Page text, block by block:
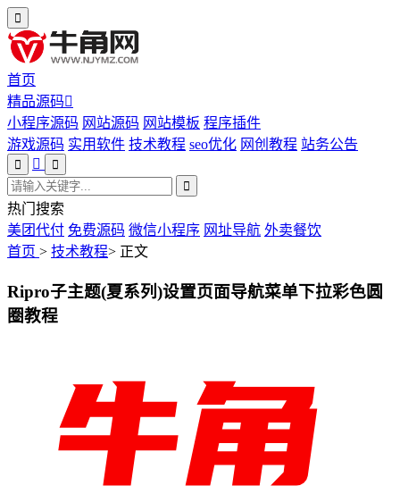
首页
精品源码
小程序源码 网站源码 网站模板 程序插件
游戏源码 实用软件 技术教程 seo优化 网创教程 站务公告
热门搜索
美团代付 免费源码 微信小程序 网址导航 外卖餐饮
首页 > 技术教程> 正文
Ripro子主题(夏系列)设置页面导航菜单下拉彩色圆
圈教程